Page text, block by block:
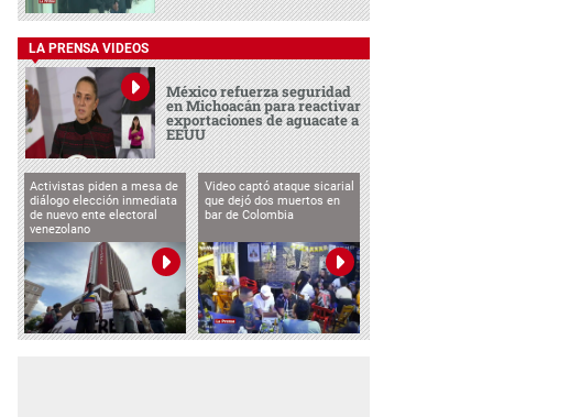
LA PRENSA VIDEOS
México refuerza seguridad
en Michoacán para reactivar
exportaciones de aguacate a
EEUU
Activistas piden a mesa de
diálogo elección inmediata
de nuevo ente electoral
venezolano
Video captó ataque sicarial
que dejó dos muertos en
bar de Colombia